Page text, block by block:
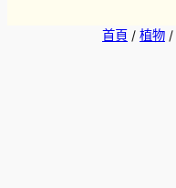
首頁 / 植物 /